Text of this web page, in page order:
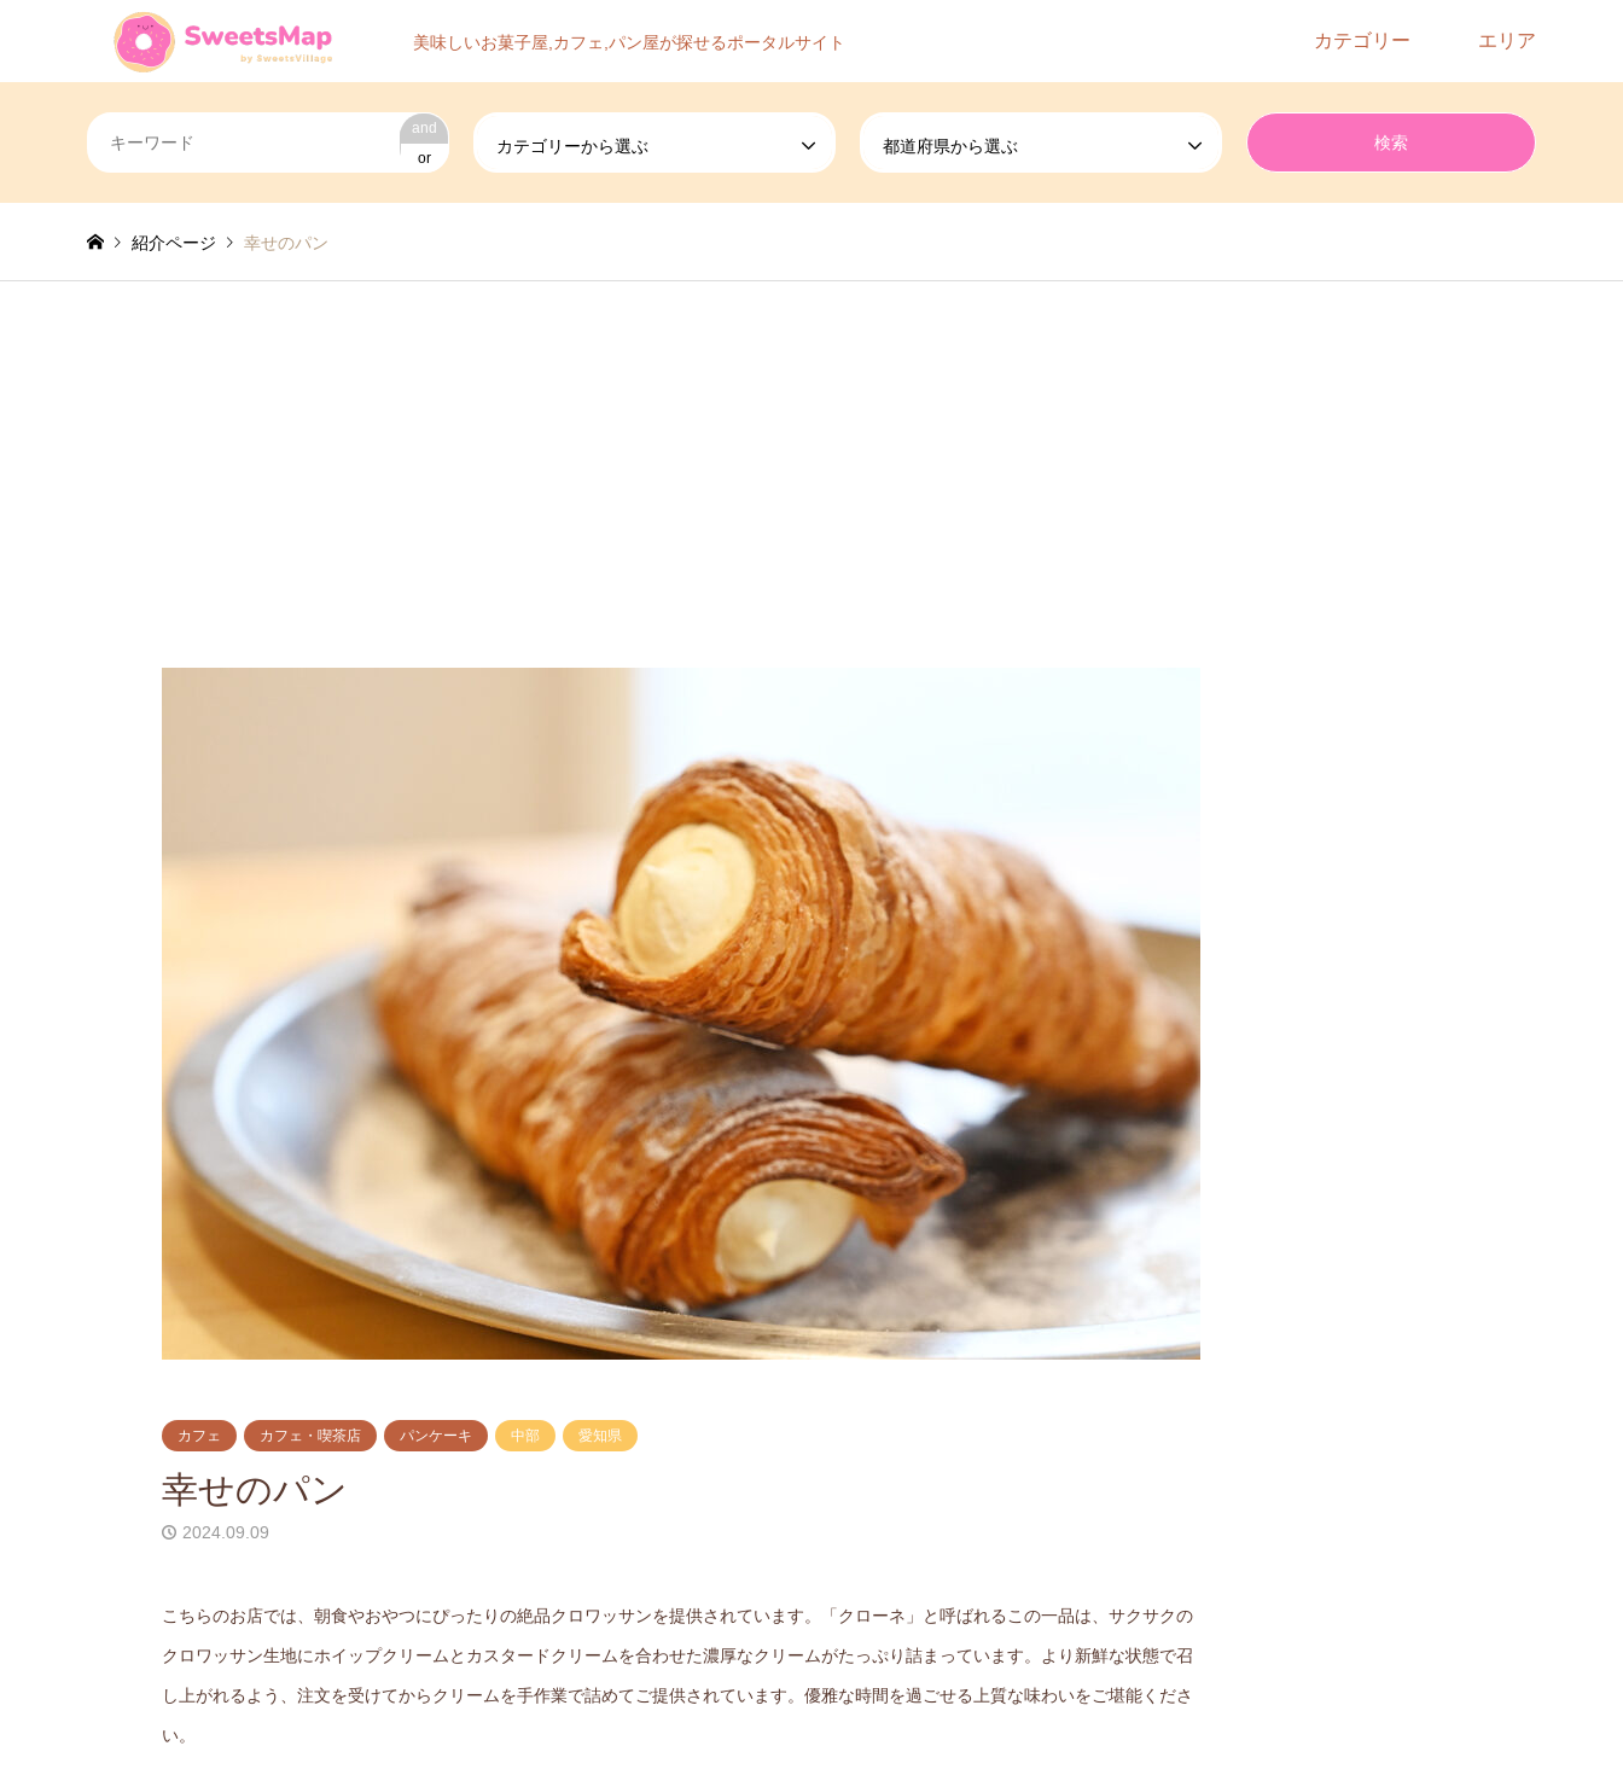
美味しいお菓子屋,カフェ,パン屋が探せるポータルサイト カテゴリー エリア
and
or
カテゴリーから選ぶ 都道府県から選ぶ
紹介ページ 幸せのパン
カフェ カフェ・喫茶店 パンケーキ 中部 愛知県
幸せのパン
2024.09.09
こちらのお店では、朝食やおやつにぴったりの絶品クロワッサンを提供されています。「クローネ」と呼ばれるこの一品は、サクサクの
クロワッサン生地にホイップクリームとカスタードクリームを合わせた濃厚なクリームがたっぷり詰まっています。より新鮮な状態で召
し上がれるよう、注文を受けてからクリームを手作業で詰めてご提供されています。優雅な時間を過ごせる上質な味わいをご堪能くださ
い。